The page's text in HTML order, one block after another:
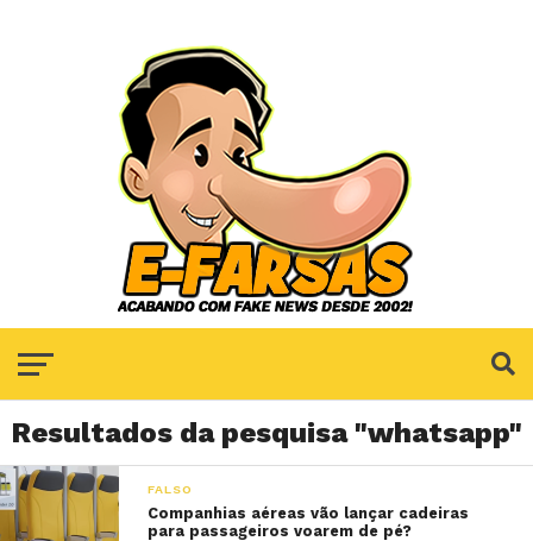
Resultados da pesquisa "whatsapp"
FALSO
Companhias aéreas vão lançar cadeiras
para passageiros voarem de pé?